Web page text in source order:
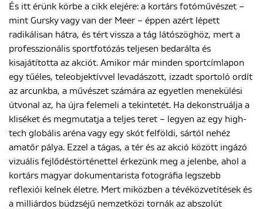
És itt érünk körbe a cikk elejére: a kortárs fotóművészet –
mint Gursky vagy van der Meer – éppen azért lépett
radikálisan hátra, és tért vissza a tág látószöghöz, mert a
professzionális sportfotózás teljesen bedarálta és
kisajátította az akciót. Amikor már minden sportcímlapon
egy tűéles, teleobjektívvel levadászott, izzadt sportoló ordít
az arcunkba, a művészet számára az egyetlen menekülési
útvonal az, ha újra felemeli a tekintetét. Ha dekonstruálja a
kliséket és megmutatja a teljes teret – legyen az egy high-
tech globális aréna vagy egy skót felföldi, sártól nehéz
amatőr pálya. Ezzel a tágas, a tér és az akció között ingázó
vizuális fejlődéstörténettel érkezünk meg a jelenbe, ahol a
kortárs magyar dokumentarista fotográfia legszebb
reflexiói kelnek életre. Mert miközben a tévéközvetítések és
a milliárdos büdzséjű nemzetközi tornák az abszolút